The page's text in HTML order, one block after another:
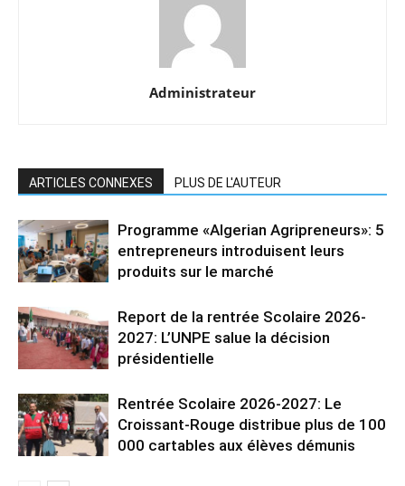
Administrateur
ARTICLES CONNEXES PLUS DE L'AUTEUR
Programme «Algerian Agripreneurs»: 5
entrepreneurs introduisent leurs
produits sur le marché
Report de la rentrée Scolaire 2026-
2027: L’UNPE salue la décision
présidentielle
Rentrée Scolaire 2026-2027: Le
Croissant-Rouge distribue plus de 100
000 cartables aux élèves démunis